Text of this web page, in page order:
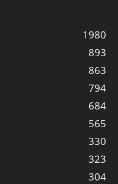
1980
893
863
794
684
565
330
323
304